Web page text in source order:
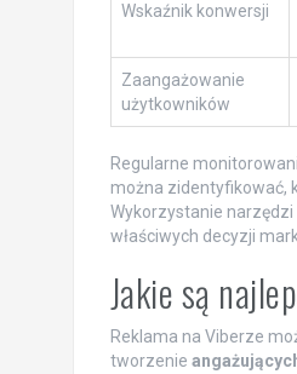
Wskaźnik konwersji
Zaangażowanie
użytkowników
Regularne
można zidentyfikować,
Wykorzystanie
właściwych decyzji
Jakie są
Reklama na Viberze
tworzenie